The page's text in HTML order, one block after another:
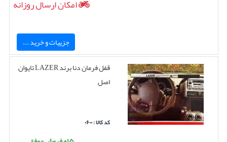
امکان ارسال روزانه
جزییات و خرید ...
قفل فرمان دنا برند LAZER تایوان
اصل
کد کالا : ۰۶۰۰